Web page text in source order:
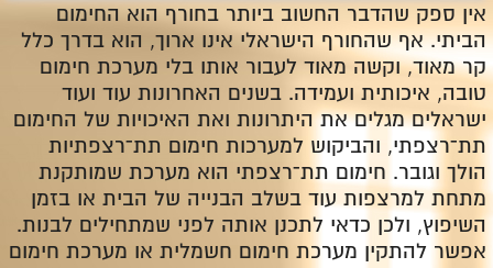
אין ספק שהדבר החשוב ביותר בחורף הוא החימום
הביתי. אף שהחורף הישראלי אינו ארוך, הוא בדרך כלל
קר מאוד, וקשה מאוד לעבור אותו בלי מערכת חימום
טובה, איכותית ועמידה. בשנים האחרונות עוד ועוד
ישראלים מגלים את היתרונות ואת האיכויות של החימום
תת־רצפתי, והביקוש למערכות חימום תת־רצפתיות
הולך וגובר. חימום תת־רצפתי הוא מערכת שמותקנת
מתחת למרצפות עוד בשלב הבנייה של הבית או בזמן
השיפוץ, ולכן כדאי לתכנן אותה לפני שמתחילים לבנות.
אפשר להתקין מערכת חימום חשמלית או מערכת חימום